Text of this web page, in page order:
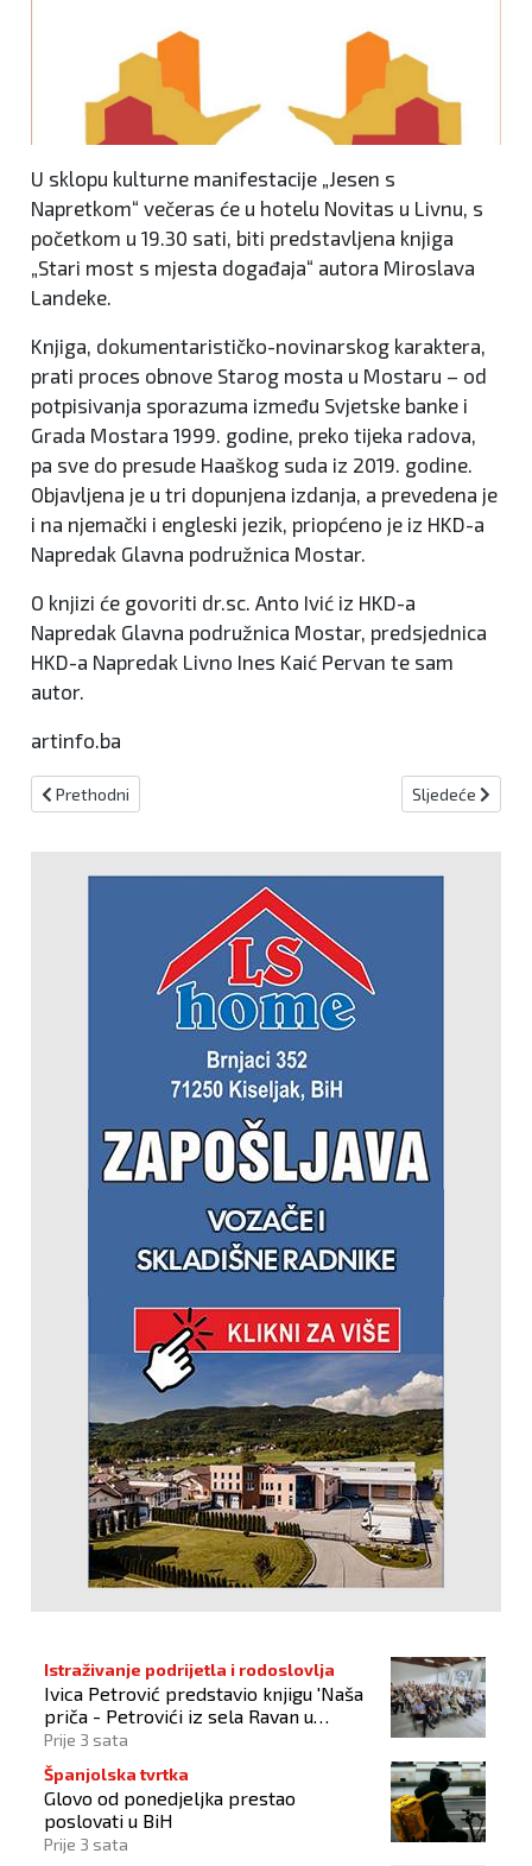
U sklopu kulturne manifestacije „Jesen s
Napretkom“ večeras će u hotelu Novitas u Livnu, s
početkom u 19.30 sati, biti predstavljena knjiga
„Stari most s mjesta događaja“ autora Miroslava
Landeke.
Knjiga, dokumentarističko-novinarskog karaktera,
prati proces obnove Starog mosta u Mostaru – od
potpisivanja sporazuma između Svjetske banke i
Grada Mostara 1999. godine, preko tijeka radova,
pa sve do presude Haaškog suda iz 2019. godine.
Objavljena je u tri dopunjena izdanja, a prevedena je
i na njemački i engleski jezik, priopćeno je iz HKD-a
Napredak Glavna podružnica Mostar.
O knjizi će govoriti dr.sc. Anto Ivić iz HKD-a
Napredak Glavna podružnica Mostar, predsjednica
HKD-a Napredak Livno Ines Kaić Pervan te sam
autor.
artinfo.ba
Prethodni članak: "Večer igre i pjesme": U Kreševu predstavljena
Prethodni Sljedeći
Sljedeće
Istraživanje podrijetla i rodoslovlja
Ivica Petrović predstavio knjigu 'Naša
priča - Petrovići iz sela Ravan u
Busovači'
Prije 3 sata
Španjolska tvrtka
Glovo od ponedjeljka prestao
poslovati u BiH
Prije 3 sata